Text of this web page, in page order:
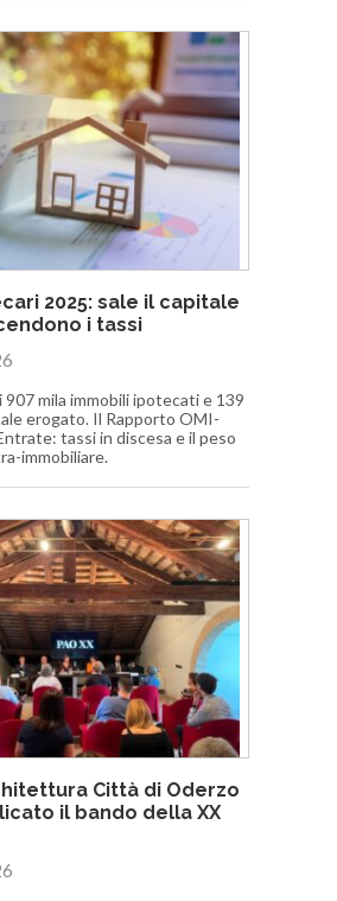
2025: sale il capitale
i tassi
907 mila immobili ipotecati e 139
erogato. Il Rapporto OMI-
tassi in discesa e il peso
immobiliare.
Città di Oderzo
il bando della XX